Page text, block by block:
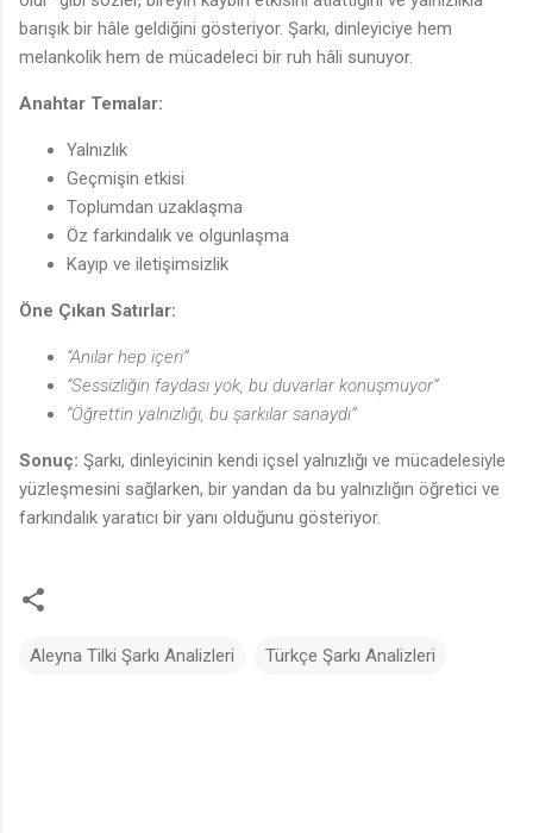
barışık bir hâle geldiğini gösteriyor. Şarkı, dinleyiciye hem
melankolik hem de mücadeleci bir ruh hâli sunuyor.
Anahtar Temalar:
Yalnızlık
Geçmişin etkisi
Toplumdan uzaklaşma
Öz farkındalık ve olgunlaşma
Kayıp ve iletişimsizlik
Öne Çıkan Satırlar:
“Anılar hep içeri”
“Sessizliğin faydası yok, bu duvarlar konuşmuyor”
“Öğrettin yalnızlığı, bu şarkılar sanaydı”
Sonuç: Şarkı, dinleyicinin kendi içsel yalnızlığı ve mücadelesiyle
yüzleşmesini sağlarken, bir yandan da bu yalnızlığın öğretici ve
farkındalık yaratıcı bir yanı olduğunu gösteriyor.
Aleyna Tilki Şarkı Analizleri Türkçe Şarkı Analizleri